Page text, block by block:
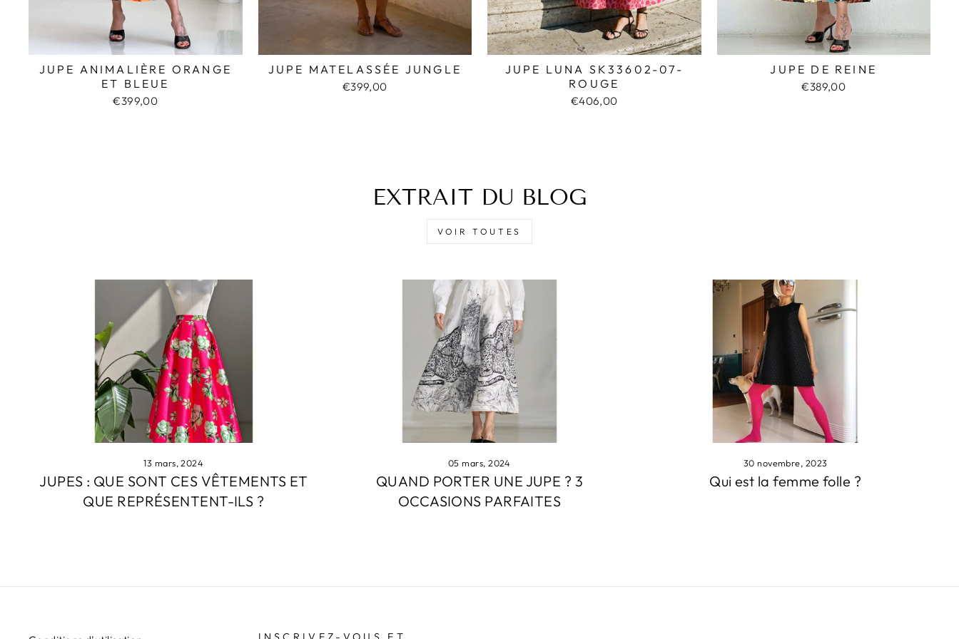
JUPE ANIMALIÈRE ORANGE
ET BLEUE
€399,00
JUPE MATELASSÉE JUNGLE
€399,00
JUPE LUNA SK33602-07-
ROUGE
€406,00
JUPE DE REINE
€389,00
EXTRAIT DU BLOG
VOIR TOUTES
13 mars, 2024
JUPES : QUE SONT CES VÊTEMENTS ET
QUE REPRÉSENTENT-ILS ?
05 mars, 2024
QUAND PORTER UNE JUPE ? 3
OCCASIONS PARFAITES
30 novembre, 2023
Qui est la femme folle ?